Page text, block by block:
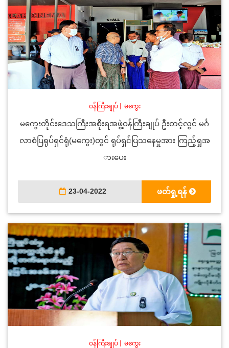
ဝန်ကြီးချုပ်| မကွေး
မကွေးတိုင်းဒေသကြီးအစိုးရအဖွဲ့ဝန်ကြီးချုပ် ဦးတင့်လွင် မင်္ဂ
လာစံပြရုပ်ရှင်ရုံ(မကွေး)တွင် ရုပ်ရှင်ပြသနေမှုအား ကြည့်ရှုအ
ားပေး
23-04-2022 ဖတ်ရှု့ရန်
ဝန်ကြီးချုပ်| မကွေး